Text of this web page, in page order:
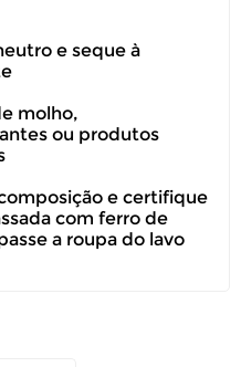
este
dias corridos, após o
e seque à
molho,
ou produtos
e certifique
com ferro de
a roupa do lavo